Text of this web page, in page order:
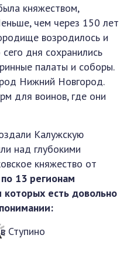
княжеством,
чем через 150 лет
возродилось и
дня сохранились
палаты и соборы.
Нижний Новгород.
для воинов, где они
Калужскую
над глубокими
княжество от
13 регионам
которых есть довольно